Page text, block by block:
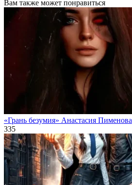
Вам также может понравиться
«Грань безумия» Анастасия Пименова
335